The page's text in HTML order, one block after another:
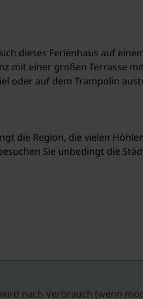
dieses Ferienhaus auf
mit einer großen Terrasse
oder auf dem Trampolin
die Region, die vielen
Sie unbedingt die
nach Verbrauch (wenn